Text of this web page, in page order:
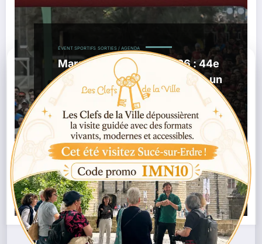
ÉVENT SPORTIFS SORTIES / AGENDA
Marathon de Nantes 2026 : 44e
édition les 25 et 26 avril avec un
engouement record
24/02/2026 Abalone Marathon,Beaujoire
Course À Pied, Les Machines De L’Ile,Marathon De
Nantes,Running Nantes,Semi Marathon Nantes
Nantes
Lire la suite